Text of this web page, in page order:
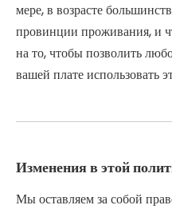
мере, в возрасте
провинции проживания, и
на то, чтобы позволить
вашей плате использовать
Изменения в этой
Мы оставляем за собой